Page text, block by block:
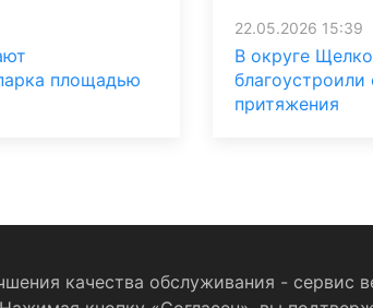
площадью
22.05.2026 15:39
В округе
благоустроили
притяжения
качества обслуживания - сервис